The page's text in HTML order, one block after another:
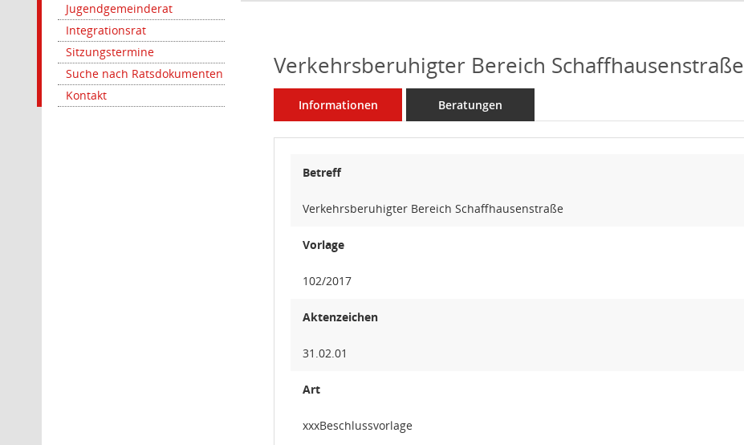
Jugendgemeinderat
Integrationsrat
Sitzungstermine
Suche nach Ratsdokumenten
Kontakt
Verkehrsberuhigter Bereich Schaffhausenstraße
Informationen Beratungen
Betreff
Verkehrsberuhigter Bereich Schaffhausenstraße
Vorlage
102/2017
Aktenzeichen
31.02.01
Art
xxxBeschlussvorlage